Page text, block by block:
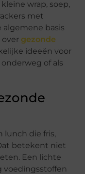
wrap, soep,
met
algemene basis
over gezonde
ideeën voor
of als
lunch die fris,
betekent niet
Een lichte
voedingsstoffen